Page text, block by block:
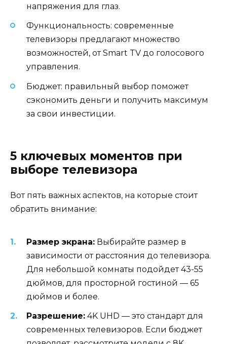
напряжения для глаз.
Функциональность: современные
телевизоры предлагают множество
возможностей, от Smart TV до голосового
управления.
Бюджет: правильный выбор поможет
сэкономить деньги и получить максимум
за свои инвестиции.
5 ключевых моментов при
выборе телевизора
Вот пять важных аспектов, на которые стоит
обратить внимание:
Размер экрана: Выбирайте размер в
зависимости от расстояния до телевизора.
Для небольшой комнаты подойдет 43-55
дюймов, для просторной гостиной — 65
дюймов и более.
Разрешение: 4K UHD — это стандарт для
современных телевизоров. Если бюджет